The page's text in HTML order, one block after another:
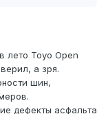
намного
лето Toyo Open
а зря.
шин,
дефекты асфальта